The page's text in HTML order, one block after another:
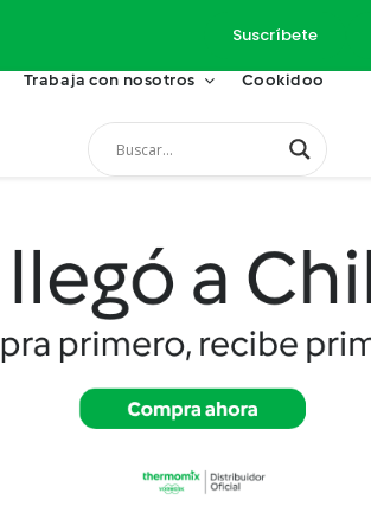
Suscríbete
Trabaja con nosotros Cookidoo